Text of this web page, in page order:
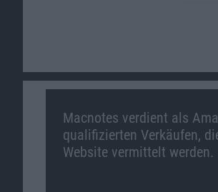
Macnotes verdient als
qualifizierten Verkäufen,
Website vermittelt werden.